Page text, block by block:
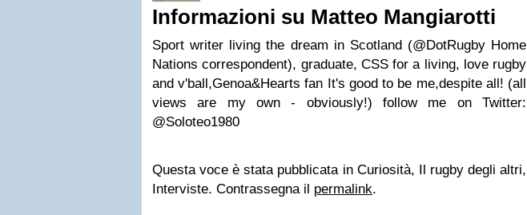
Informazioni su Matteo Mangiarotti
Sport writer living the dream in Scotland (@DotRugby Home
Nations correspondent), graduate, CSS for a living, love rugby
and v'ball,Genoa&Hearts fan It's good to be me,despite all! (all
views are my own - obviously!) follow me on Twitter:
@Soloteo1980
Questa voce è stata pubblicata in Curiosità, Il rugby degli altri,
Interviste. Contrassegna il permalink.